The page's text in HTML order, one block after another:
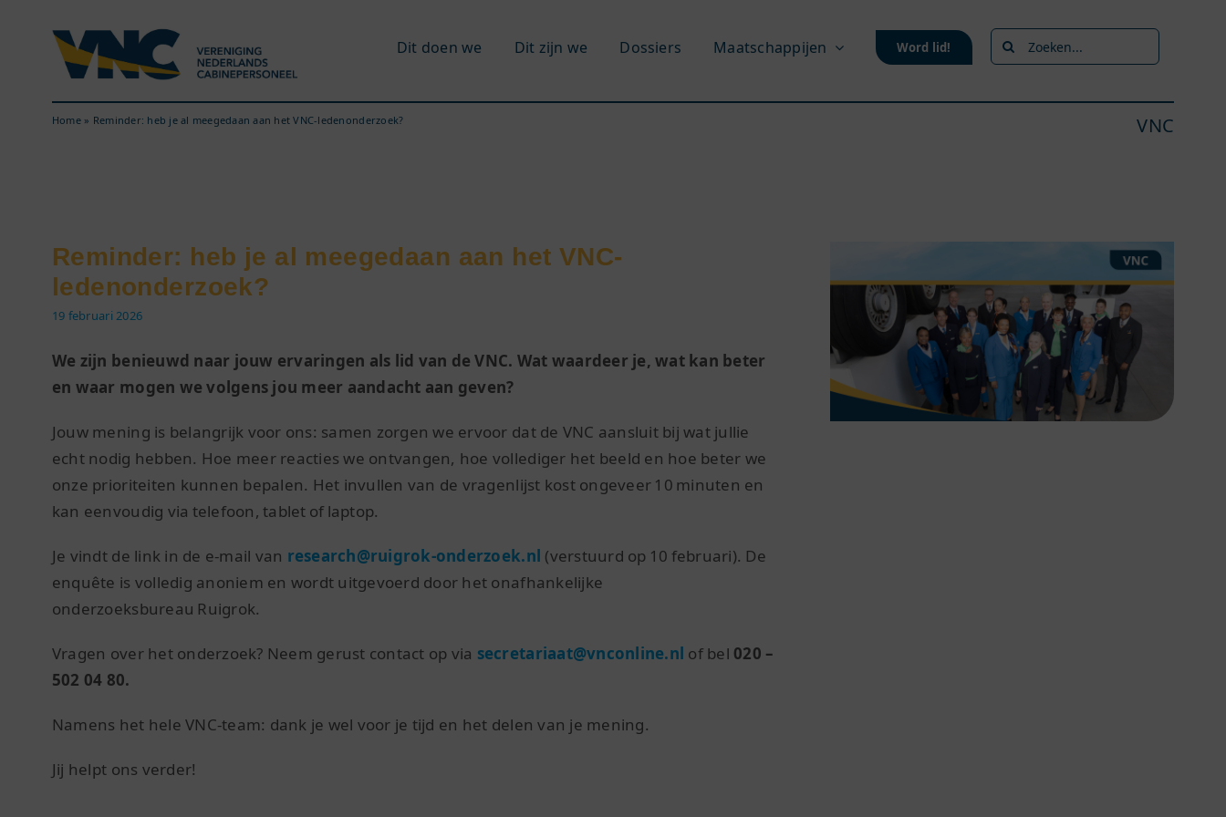
Dit doen we Dit zijn we Dossiers Maatschappijen Word lid!
Zoeken
naar:
Home» Reminder: heb je al meegedaan aan het VNC-ledenonderzoek? VNC
Reminder: heb je al meegedaan aan het VNC-
ledenonderzoek?
19 februari 2026
We zijn benieuwd naar jouw ervaringen als lid van de VNC. Wat waardeer je, wat kan beter
en waar mogen we volgens jou meer aandacht aan geven?
Jouw mening is belangrijk voor ons: samen zorgen we ervoor dat de VNC aansluit bij wat jullie
echt nodig hebben. Hoe meer reacties we ontvangen, hoe vollediger het beeld en hoe beter we
onze prioriteiten kunnen bepalen. Het invullen van de vragenlijst kost ongeveer 10 minuten en
kan eenvoudig via telefoon, tablet of laptop.
Je vindt de link in de e-mail van research@ruigrok-onderzoek.nl (verstuurd op 10 februari). De
enquête is volledig anoniem en wordt uitgevoerd door het onafhankelijke
onderzoeksbureau Ruigrok.
Vragen over het onderzoek? Neem gerust contact op via secretariaat@vnconline.nl of bel 020 –
502 04 80.
Namens het hele VNC-team: dank je wel voor je tijd en het delen van je mening.
Jij helpt ons verder!